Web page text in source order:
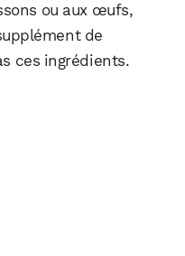
ou aux œufs,
de
ces ingrédients.